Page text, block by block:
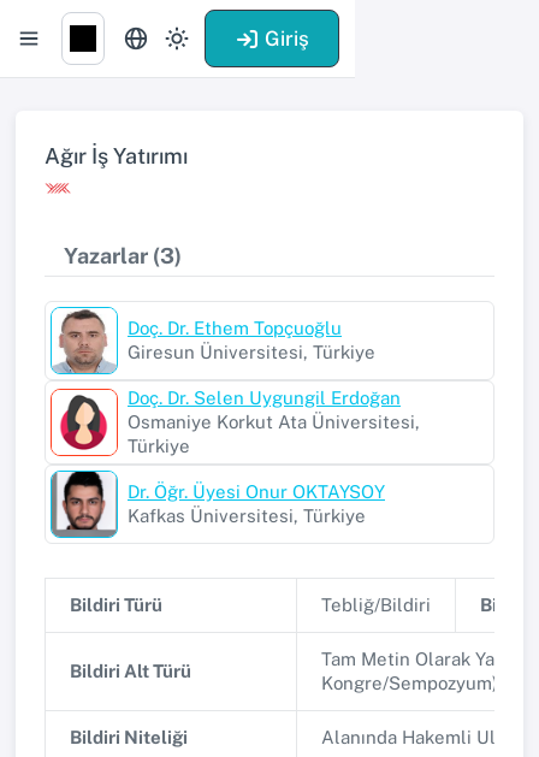
Giriş
Ağır İş Yatırımı
Yazarlar (3)
Doç. Dr. Ethem Topçuoğlu
Giresun Üniversitesi, Türkiye
Doç. Dr. Selen Uygungil Erdoğan
Osmaniye Korkut Ata Üniversitesi,
Türkiye
Dr. Öğr. Üyesi Onur OKTAYSOY
Kafkas Üniversitesi, Türkiye
Bildiri Türü Tebliğ/Bildiri Bildiri
Bildiri Alt Türü
Tam Metin Olarak
Kongre/Sempozyum)
Bildiri Niteliği Alanında Hakemli